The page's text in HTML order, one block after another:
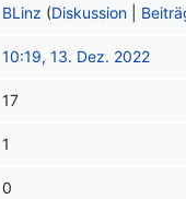
BLinz (Diskussion
10:19, 13. Dez. 2022
17
1
0